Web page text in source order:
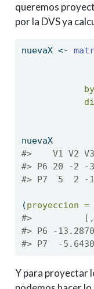
queremos
por la DVS ya
nuevaX <-
nuevaX
#>    V1 V2
#> P6 20 -2 -
#> P7  5  2 -
(proyeccion =
#>
#> P6 -
#> P7  -
Y para proyectar